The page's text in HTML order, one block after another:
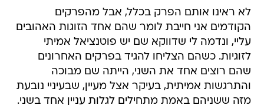
לא ראינו אותם הפרק בכלל, אבל מהפרקים
הקודמים אני חייבת לומר שהם אחד הזוגות האהובים
עליי, ונדמה לי שדווקא שם יש פוטנציאל אמיתי
לזוגיות. כשהם הצליחו להגיד בפרקים האחרונים
שהם רוצים אחד את השני, הייתה שם מבוכה
והתרגשות אמיתית, בעיקר אצל מעיין, שבעיניי נובעת
מזה ששניהם באמת מתחילים לגלות עניין אחד בשני.